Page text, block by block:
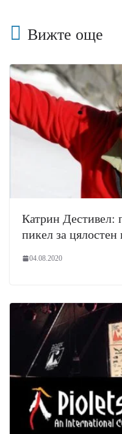
Вижте още
Катрин Дестивел:
пикел за цялостен
04.08.2020